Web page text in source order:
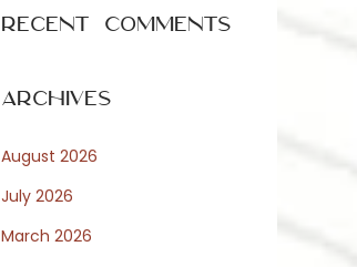
Recent Comments
Archives
August 2026
July 2026
March 2026